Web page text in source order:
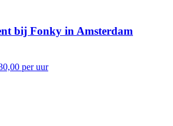
bij Fonky in Amsterdam
per uur